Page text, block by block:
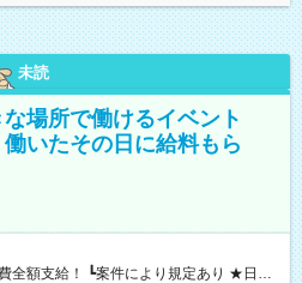
未読
場所で働けるイベント
いたその日に給料もら